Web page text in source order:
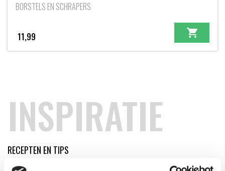
BORSTELS EN SCHRAPERS
11,99
INSPIRATIE
RECEPTEN EN TIPS
VAN ONZE GRILL MASTERS